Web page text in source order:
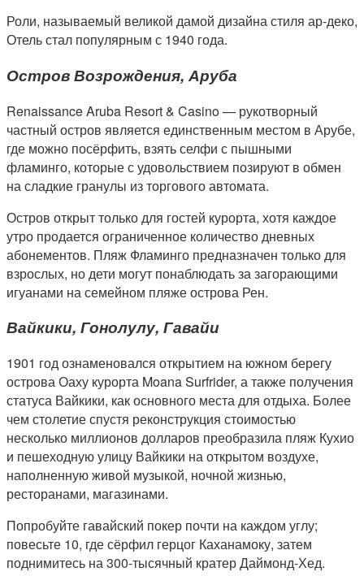
Роли, называемый великой дамой дизайна стиля ар-деко,
Отель стал популярным с 1940 года.
Остров Возрождения, Аруба
Renaissance Aruba Resort & Casino — рукотворный
частный остров является единственным местом в Арубе,
где можно посёрфить, взять селфи с пышными
фламинго, которые с удовольствием позируют в обмен
на сладкие гранулы из торгового автомата.
Остров открыт только для гостей курорта, хотя каждое
утро продается ограниченное количество дневных
абонементов. Пляж Фламинго предназначен только для
взрослых, но дети могут понаблюдать за загорающими
игуанами на семейном пляже острова Рен.
Вайкики, Гонолулу, Гавайи
1901 год ознаменовался открытием на южном берегу
острова Оаху курорта Moana Surfrider, а также получения
статуса Вайкики, как основного места для отдыха. Более
чем столетие спустя реконструкция стоимостью
несколько миллионов долларов преобразила пляж Кухио
и пешеходную улицу Вайкики на открытом воздухе,
наполненную живой музыкой, ночной жизнью,
ресторанами, магазинами.
Попробуйте гавайский покер почти на каждом углу;
повесьте 10, где сёрфил герцог Каханамоку, затем
поднимитесь на 300-тысячный кратер Даймонд-Хед.